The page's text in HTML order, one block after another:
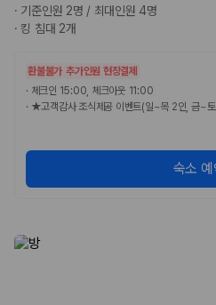
· 기준인원 2명 / 최대인원 4명
·킹 침대 2개
환불불가 추가인원 현장결제
· 체크인 15:00, 체크아웃 11:00
· ★고객감사 조식제공 이벤트(일~목 2인, 금~
숙소 예